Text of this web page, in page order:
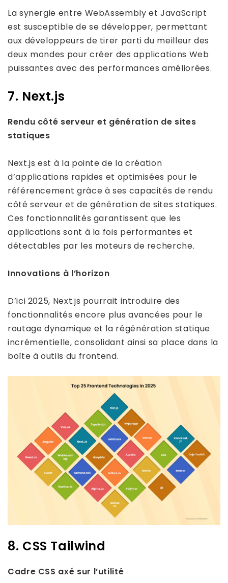
La synergie entre WebAssembly et JavaScript
est susceptible de se développer, permettant
aux développeurs de tirer parti du meilleur des
deux mondes pour créer des applications Web
puissantes avec des performances améliorées.
7. Next.js
Rendu côté serveur et génération de sites
statiques
Next.js est à la pointe de la création
d’applications rapides et optimisées pour le
référencement grâce à ses capacités de rendu
côté serveur et de génération de sites statiques.
Ces fonctionnalités garantissent que les
applications sont à la fois performantes et
détectables par les moteurs de recherche.
Innovations à l’horizon
D’ici 2025, Next.js pourrait introduire des
fonctionnalités encore plus avancées pour le
routage dynamique et la régénération statique
incrémentielle, consolidant ainsi sa place dans la
boîte à outils du frontend.
8. CSS Tailwind
Cadre CSS axé sur l’utilité